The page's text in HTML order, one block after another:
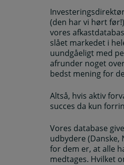
(den har vi hørt
vores
slået markedet i
uundgåeligt med
afrunder noget
bedst mening for
Altså, hvis aktiv
succes da kun
Vores database
udbydere (Danske,
for dem er, at alle
medtages. Hvilket